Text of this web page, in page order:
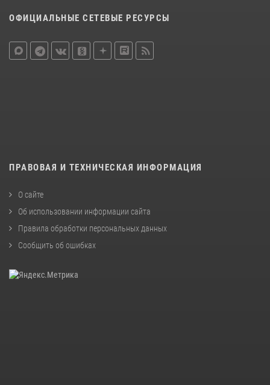
ОФИЦИАЛЬНЫЕ СЕТЕВЫЕ РЕСУРСЫ
ПРАВОВАЯ И ТЕХНИЧЕСКАЯ ИНФОРМАЦИЯ
О сайте
Об использовании информации сайта
Правила обработки персональных данных
Сообщить об ошибках